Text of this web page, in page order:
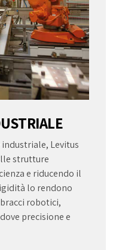
Levitus
strutture
e riducendo il
lo rendono
robotici,
precisione e